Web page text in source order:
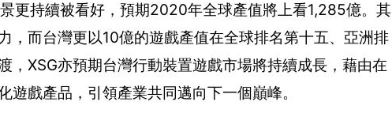
更持續被看好，預期2020年全球產值將上看1,285億。其
，而台灣更以10億的遊戲產值在全球排名第十五、亞洲排
XSG亦預期台灣行動裝置遊戲市場將持續成長，藉由在
戲產品，引領產業共同邁向下一個巔峰。